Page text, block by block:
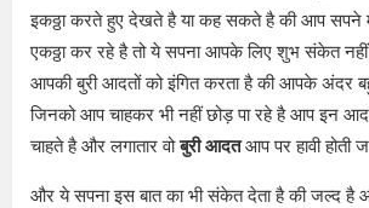
इकठ्ठा करते हुए देखते है या कह सकते है की आप सपने
एकठ्ठा कर रहे है तो ये सपना आपके लिए शुभ संकेत नहीं
आपकी बुरी आदतों को इंगित करता है की आपके अंदर
जिनको आप चाहकर भी नहीं छोड़ पा रहे है आप इन
चाहते है और लगातार वोबुरी आदतआप पर हावी होती
और ये सपना इस बात का भी संकेत देता है की जल्द है